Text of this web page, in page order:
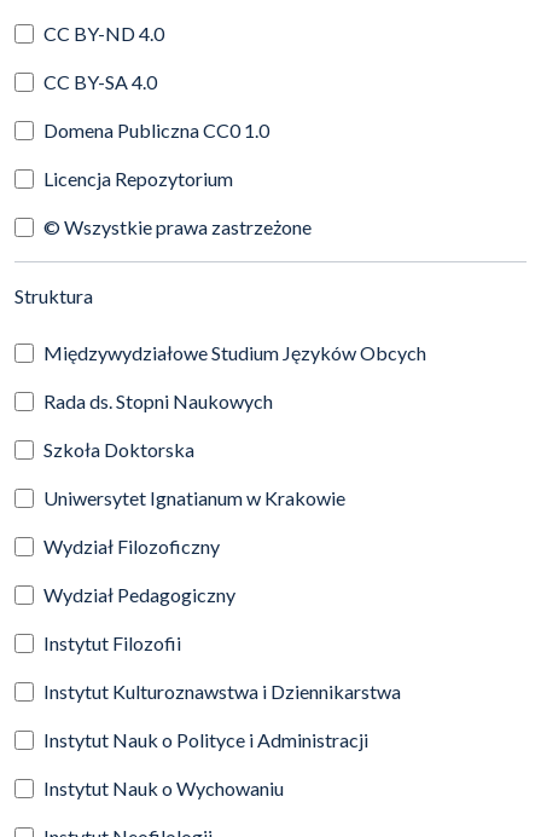
CC BY-ND 4.0
CC BY-SA 4.0
Domena Publiczna CC0 1.0
Licencja Repozytorium
© Wszystkie prawa zastrzeżone
Struktura(automatyczne przeładowanie treści)
Międzywydziałowe Studium Języków Obcych
Rada ds. Stopni Naukowych
Szkoła Doktorska
Uniwersytet Ignatianum w Krakowie
Wydział Filozoficzny
Wydział Pedagogiczny
Instytut Filozofii
Instytut Kulturoznawstwa i Dziennikarstwa
Instytut Nauk o Polityce i Administracji
Instytut Nauk o Wychowaniu